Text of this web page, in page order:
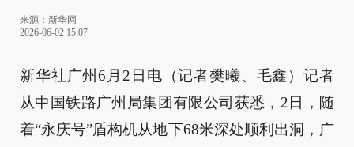
来源： 新华网
2026-06-02 15:07
新华社广州6月2日电（记者樊曦、毛鑫）记者
从中国铁路广州局集团有限公司获悉，2日，随
着“永庆号”盾构机从地下68米深处顺利出洞，广